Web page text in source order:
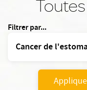
Filtrer par...